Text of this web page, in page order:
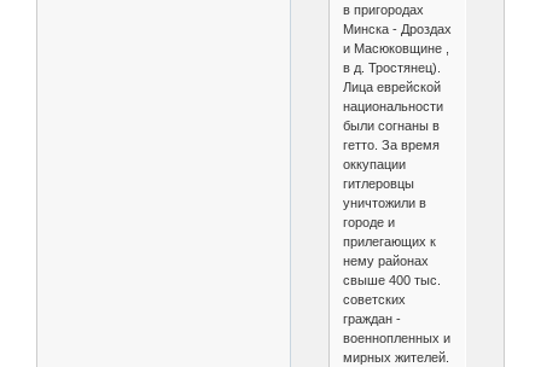
в пригородах
Минска - Дроздах
и Масюковщине ,
в д. Тростянец).
Лица еврейской
национальности
были согнаны в
гетто. За время
оккупации
гитлеровцы
уничтожили в
городе и
прилегающих к
нему районах
свыше 400 тыс.
советских
граждан -
военнопленных и
мирных жителей.